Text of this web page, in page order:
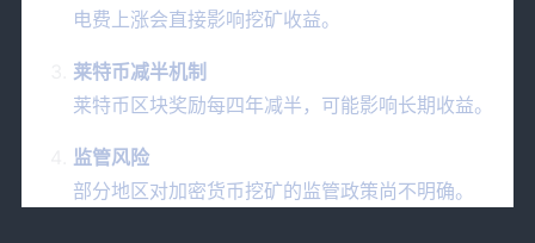
电费上涨会直接影响挖矿收益。
莱特币减半机制
莱特币区块奖励每四年减半，可能影响长期收益。
监管风险
部分地区对加密货币挖矿的监管政策尚不明确。